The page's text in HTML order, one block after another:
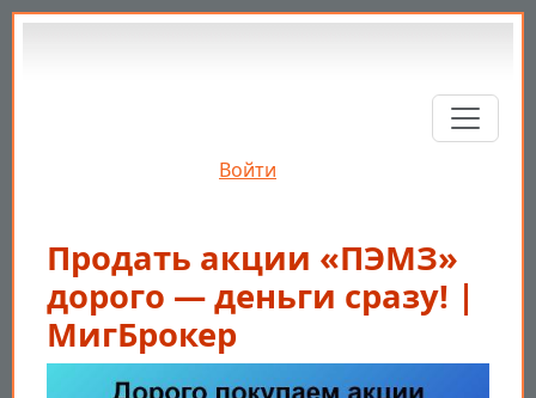
Перейти к основному содержанию
Войти
Продать акции «ПЭМЗ»
дорого — деньги сразу! |
МигБрокер